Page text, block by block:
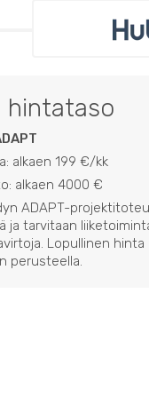
hintataso
alkaen 199 €/kk
alkaen 4000 €
ADAPT-
ja tarvitaan
Lopullinen
perusteella.